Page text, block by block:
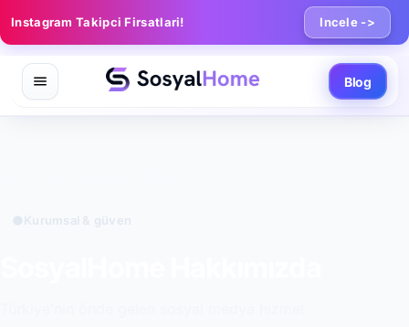
Instagram Takipci Firsatlari! Incele ->
Blog